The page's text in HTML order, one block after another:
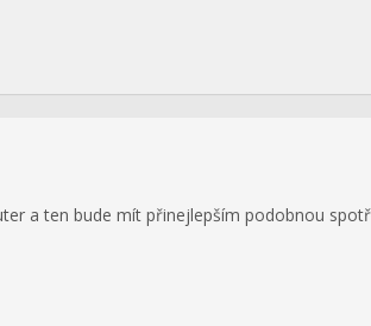
a ten bude mít přinejlepším podobnou